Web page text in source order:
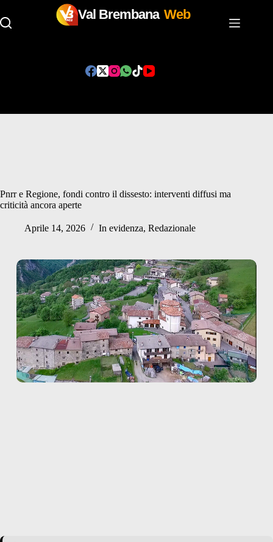
Val Brembana Web
Pnrr e Regione, fondi contro il dissesto: interventi diffusi ma
criticità ancora aperte
Aprile 14, 2026 In evidenza, Redazionale